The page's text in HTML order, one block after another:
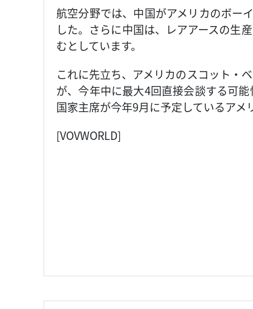
航空分野では、中国がアメリカのボー
した。さらに中国は、レアアースの生
むとしています。
これに先立ち、アメリカのスコット・
が、今年中に最大4回直接会談する可
国家主席が今年9月に予定しているアメ
[VOVWORLD]